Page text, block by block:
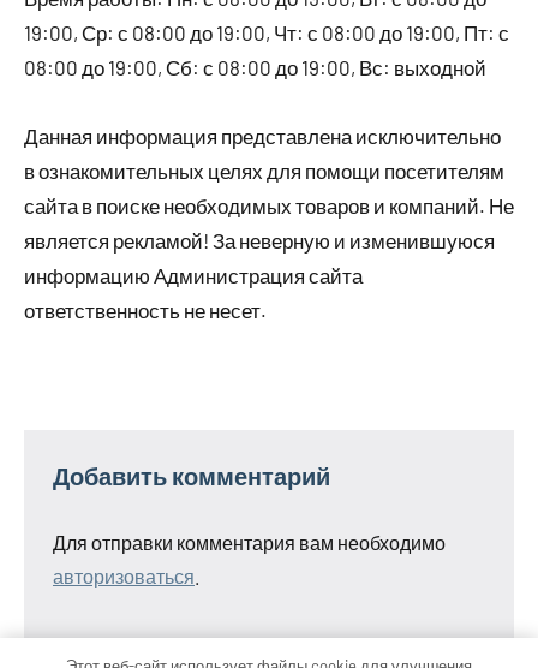
19:00, Ср: с 08:00 до 19:00, Чт: с 08:00 до 19:00, Пт: с
08:00 до 19:00, Сб: с 08:00 до 19:00, Вс: выходной
Данная информация представлена исключительно
в ознакомительных целях для помощи посетителям
сайта в поиске необходимых товаров и компаний. Не
является рекламой! За неверную и изменившуюся
информацию Администрация сайта
ответственность не несет.
Добавить комментарий
Для отправки комментария вам необходимо
авторизоваться